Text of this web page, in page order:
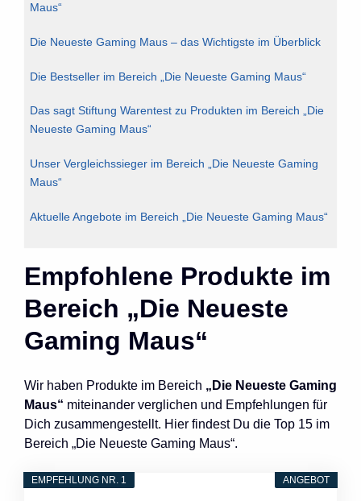
Maus“
Die Neueste Gaming Maus – das Wichtigste im Überblick
Die Bestseller im Bereich „Die Neueste Gaming Maus“
Das sagt Stiftung Warentest zu Produkten im Bereich „Die
Neueste Gaming Maus“
Unser Vergleichssieger im Bereich „Die Neueste Gaming
Maus“
Aktuelle Angebote im Bereich „Die Neueste Gaming Maus“
Empfohlene Produkte im
Bereich „Die Neueste
Gaming Maus“
Wir haben Produkte im Bereich „Die Neueste Gaming
Maus“ miteinander verglichen und Empfehlungen für
Dich zusammengestellt. Hier findest Du die Top 15 im
Bereich „Die Neueste Gaming Maus“.
ANGEBOT
EMPFEHLUNG NR. 1